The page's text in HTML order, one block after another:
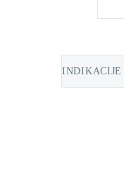
INDIKACIJE